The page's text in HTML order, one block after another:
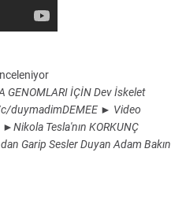
İÇİN Dev İskelet
duymadimDEMEE ► Video
Tesla'nın KORKUNÇ
Garip Sesler Duyan Adam Bakın